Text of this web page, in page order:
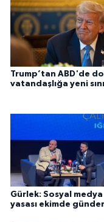
Trump’tan ABD'de
vatandaşlığa yeni
Gürlek: Sosyal medya
yasası ekimde